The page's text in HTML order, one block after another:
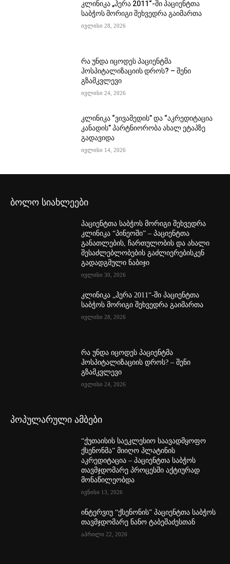
კლინიკა „ჰერა 2011“-ში პაციენტთა
საბჭოს მორიგი შეხვედრა გაიმართა
ივლისი 28, 2026
რა უნდა იცოდეს პაციენტმა
ჰოსპიტალიზაციის დროს? – შენი
გზამკვლევი
ივლისი 24, 2026
კლინიკა “ვივამედის” და “აკრედიტაცია
კანადის” პარტნიორობა ახალ ეტაპზე
გადავიდა
ივლისი 14, 2026
ბოლო სიახლეები
პაციენტთა საბჭოს მორიგი შეხვედრა
კლინიკა “პინეოში” – პაციენტთა
განათლების, ჩართულობის და ახალი
შესაძლებლობების გაძლიერებისკენ
გადადგმული ნაბიჯი
ივლისი 30, 2026
კლინიკა „ჰერა 2011“-ში პაციენტთა
საბჭოს მორიგი შეხვედრა გაიმართა
ივლისი 28, 2026
რა უნდა იცოდეს პაციენტმა
ჰოსპიტალიზაციის დროს? – შენი
გზამკვლევი
ივლისი 24, 2026
პოპულარული ამბები
“ქუთაისის საეკლესიო საავადმყოფო
ქსენონმა” მიიღო პლატინის
აკრედიტაცია – პაციენტთა საბჭოს
თავმჯდომარე პროცესში აქტიურად
მონაწილეობდა
ივნისი 13, 2026
ინტერვიუ “ქსენონის” პაციენტთა საბჭოს
თავმჯდომარე ნანო ტაბეშაძესთან
აპრილი 22, 2026